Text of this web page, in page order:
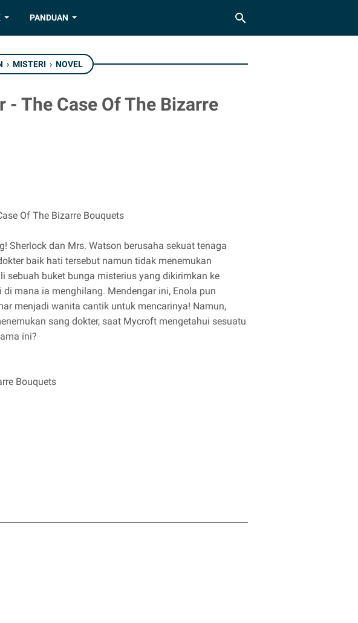
PANDUAN
› MISTERI › NOVEL
- The Case Of The Bizarre
Of The Bizarre Bouquets
Sherlock dan Mrs. Watson berusaha sekuat tenaga
baik hati tersebut namun tidak menemukan
sebuah buket bunga misterius yang dikirimkan ke
mana ia menghilang. Mendengar ini, Enola pun
menjadi wanita cantik untuk mencarinya! Namun,
sang dokter, saat Mycroft mengetahui sesuatu
ini?
Bouquets